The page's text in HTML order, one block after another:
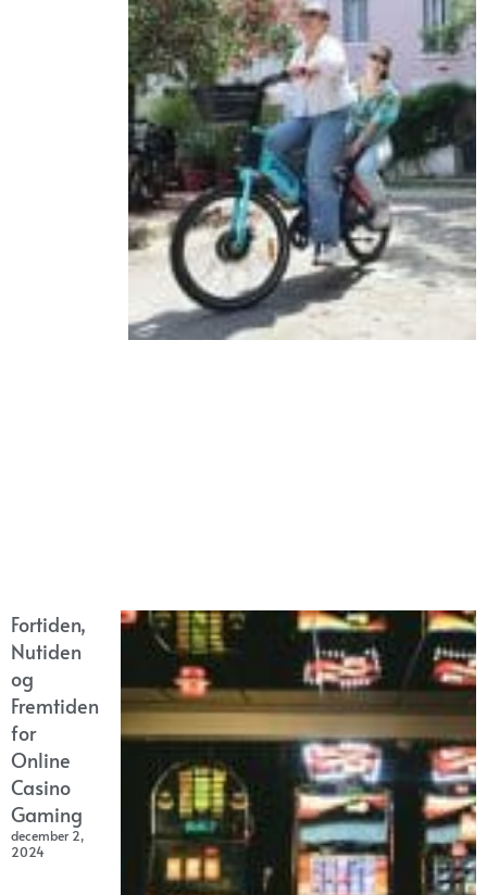
Fortiden,
Nutiden
og
Fremtiden
for
Online
Casino
Gaming
december 2,
2024